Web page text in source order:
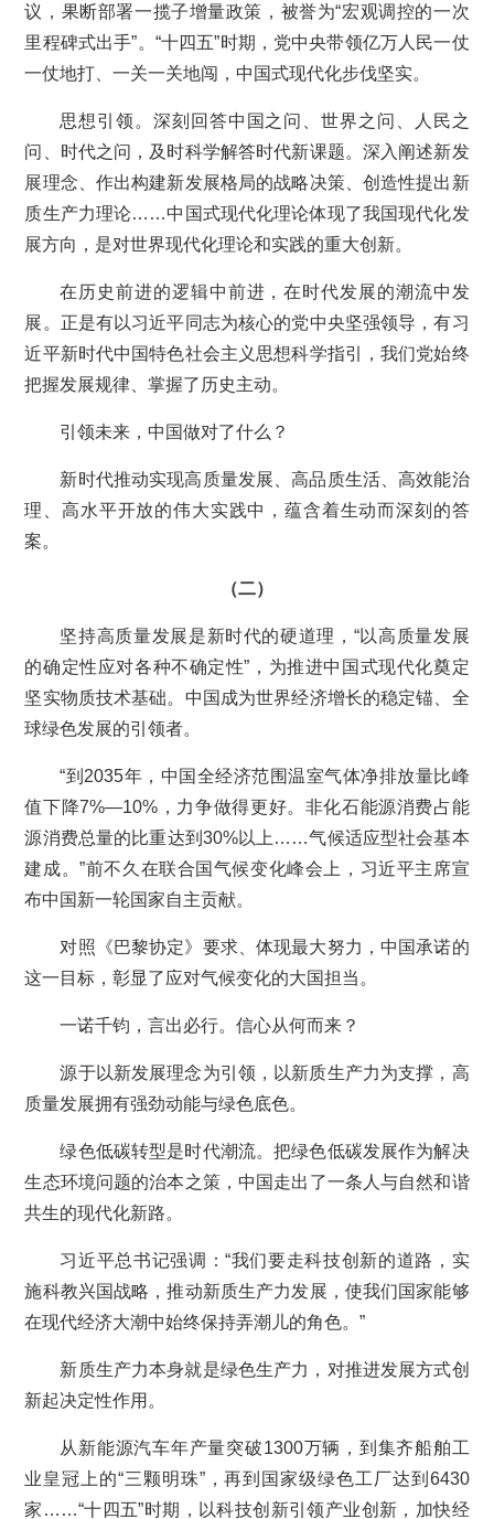
议，果断部署一揽子增量政策，被誉为“宏观调控的一次
里程碑式出手”。“十四五”时期，党中央带领亿万人民一仗
一仗地打、一关一关地闯，中国式现代化步伐坚实。
思想引领。深刻回答中国之问、世界之问、人民之
问、时代之问，及时科学解答时代新课题。深入阐述新发
展理念、作出构建新发展格局的战略决策、创造性提出新
质生产力理论……中国式现代化理论体现了我国现代化发
展方向，是对世界现代化理论和实践的重大创新。
在历史前进的逻辑中前进，在时代发展的潮流中发
展。正是有以习近平同志为核心的党中央坚强领导，有习
近平新时代中国特色社会主义思想科学指引，我们党始终
把握发展规律、掌握了历史主动。
引领未来，中国做对了什么？
新时代推动实现高质量发展、高品质生活、高效能治
理、高水平开放的伟大实践中，蕴含着生动而深刻的答
案。
（二）
坚持高质量发展是新时代的硬道理，“以高质量发展
的确定性应对各种不确定性”，为推进中国式现代化奠定
坚实物质技术基础。中国成为世界经济增长的稳定锚、全
球绿色发展的引领者。
“到2035年，中国全经济范围温室气体净排放量比峰
值下降7%—10%，力争做得更好。非化石能源消费占能
源消费总量的比重达到30%以上……气候适应型社会基本
建成。”前不久在联合国气候变化峰会上，习近平主席宣
布中国新一轮国家自主贡献。
对照《巴黎协定》要求、体现最大努力，中国承诺的
这一目标，彰显了应对气候变化的大国担当。
一诺千钧，言出必行。信心从何而来？
源于以新发展理念为引领，以新质生产力为支撑，高
质量发展拥有强劲动能与绿色底色。
绿色低碳转型是时代潮流。把绿色低碳发展作为解决
生态环境问题的治本之策，中国走出了一条人与自然和谐
共生的现代化新路。
习近平总书记强调：“我们要走科技创新的道路，实
施科教兴国战略，推动新质生产力发展，使我们国家能够
在现代经济大潮中始终保持弄潮儿的角色。”
新质生产力本身就是绿色生产力，对推进发展方式创
新起决定性作用。
从新能源汽车年产量突破1300万辆，到集齐船舶工
业皇冠上的“三颗明珠”，再到国家级绿色工厂达到6430
家……“十四五”时期，以科技创新引领产业创新，加快经